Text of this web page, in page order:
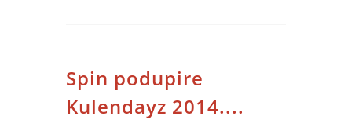
inovacije i razvoj, potrebne promjene
na proizvodu, zastarijevanje proizvoda).
Spin podupire
Kulendayz 2014....